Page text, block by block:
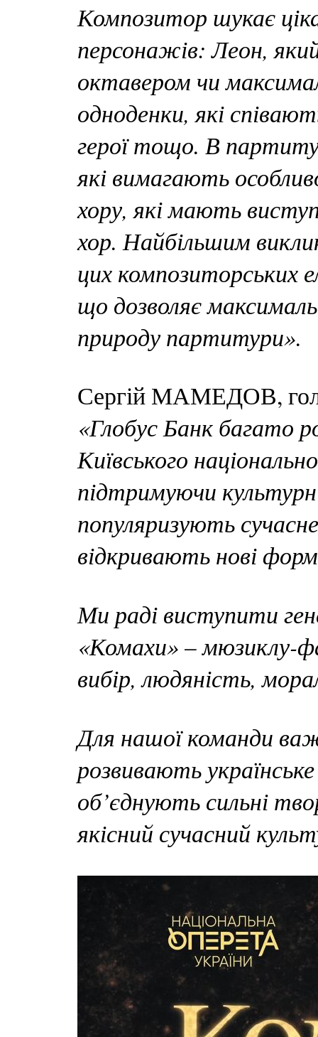
Композитор шукає
персонажів: Леон,
октавером чи
одноденки, які
герої тощо. В
які вимагають
хору, які мають
хор. Найбільшим
цих композиторських
що дозволяє
природу партитури».
Сергій МАМЕДОВ,
«Глобус Банк багато
Київського
підтримуючи
популяризують
відкривають нові
Ми раді виступити
«Комахи» –мюзиклу-
вибір, людяність,
Для нашої команди
розвивають
об’єднують сильні
якісний сучасний